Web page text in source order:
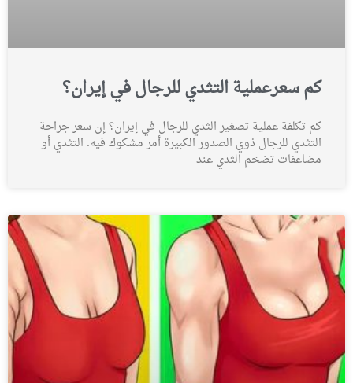
كم سعرعملية التثدي للرجال في إيران؟
كم تكلفة عملية تصغير الثدي للرجال في إيران؟ إن سعر جراحة
التثدي للرجال ذوي الصدور الكبيرة أمر مشكوك فيه. التثدي أو
مضاعفات تضخم الثدي عند